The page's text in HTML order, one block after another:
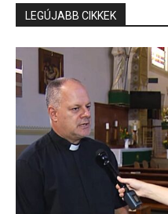
LEGÚJABB CIKKEK